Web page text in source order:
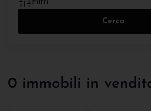
Cerca
0 immobili in